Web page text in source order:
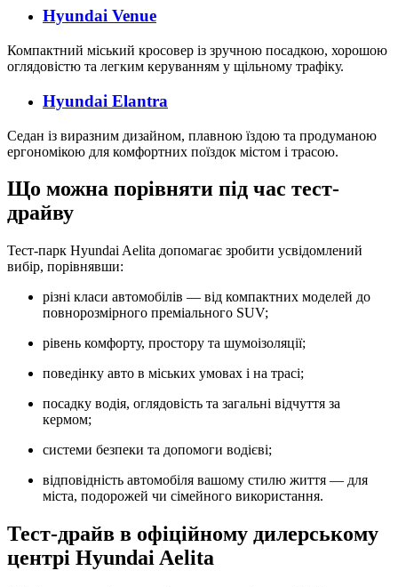
Hyundai Venue
Компактний міський кросовер із зручною посадкою, хорошою
оглядовістю та легким керуванням у щільному трафіку.
Hyundai Elantra
Седан із виразним дизайном, плавною їздою та продуманою
ергономікою для комфортних поїздок містом і трасою.
Що можна порівняти під час тест-
драйву
Тест-парк Hyundai Aelita допомагає зробити усвідомлений
вибір, порівнявши:
різні класи автомобілів — від компактних моделей до
повнорозмірного преміального SUV;
рівень комфорту, простору та шумоізоляції;
поведінку авто в міських умовах і на трасі;
посадку водія, оглядовість та загальні відчуття за
кермом;
системи безпеки та допомоги водієві;
відповідність автомобіля вашому стилю життя — для
міста, подорожей чи сімейного використання.
Тест-драйв в офіційному дилерському
центрі Hyundai Aelita